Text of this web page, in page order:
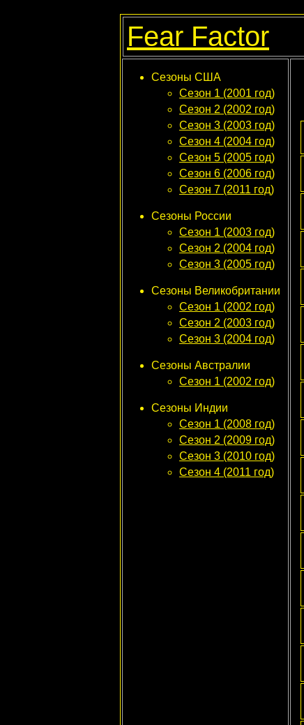
Fear Factor
Сезоны США
Сезон 1 (2001 год)
Сезон 2 (2002 год)
Сезон 3 (2003 год)
Сезон 4 (2004 год)
Сезон 5 (2005 год)
Сезон 6 (2006 год)
Сезон 7 (2011 год)
Сезоны России
Сезон 1 (2003 год)
Сезон 2 (2004 год)
Сезон 3 (2005 год)
Сезоны Великобритании
Сезон 1 (2002 год)
Сезон 2 (2003 год)
Сезон 3 (2004 год)
Сезоны Австралии
Сезон 1 (2002 год)
Сезоны Индии
Сезон 1 (2008 год)
Сезон 2 (2009 год)
Сезон 3 (2010 год)
Сезон 4 (2011 год)